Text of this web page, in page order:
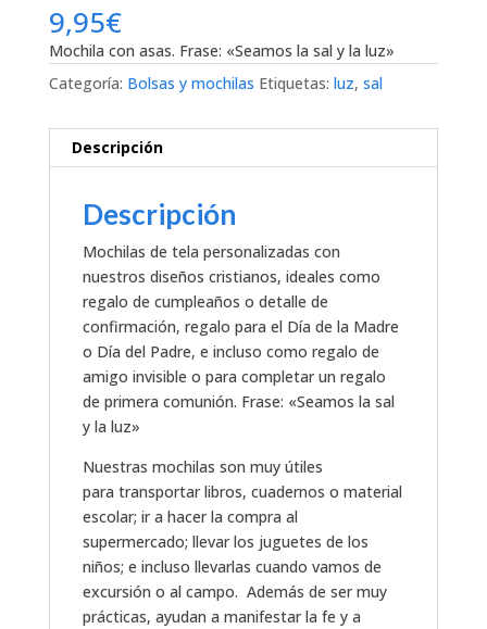
9,95€
Mochila con asas. Frase: «Seamos la sal y la luz»
Categoría: Bolsas y mochilas Etiquetas: luz, sal
Descripción
Descripción
Mochilas de tela personalizadas con
nuestros diseños cristianos, ideales como
regalo de cumpleaños o detalle de
confirmación, regalo para el Día de la Madre
o Día del Padre, e incluso como regalo de
amigo invisible o para completar un regalo
de primera comunión. Frase: «Seamos la sal
y la luz»
Nuestras mochilas son muy útiles
para transportar libros, cuadernos o material
escolar; ir a hacer la compra al
supermercado; llevar los juguetes de los
niños; e incluso llevarlas cuando vamos de
excursión o al campo. Además de ser muy
prácticas, ayudan a manifestar la fe y a